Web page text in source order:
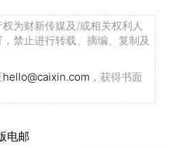
为财新传媒及/或相关权利人
禁止进行转载、摘编、复制及
hello@caixin.com ，获得书面
电邮